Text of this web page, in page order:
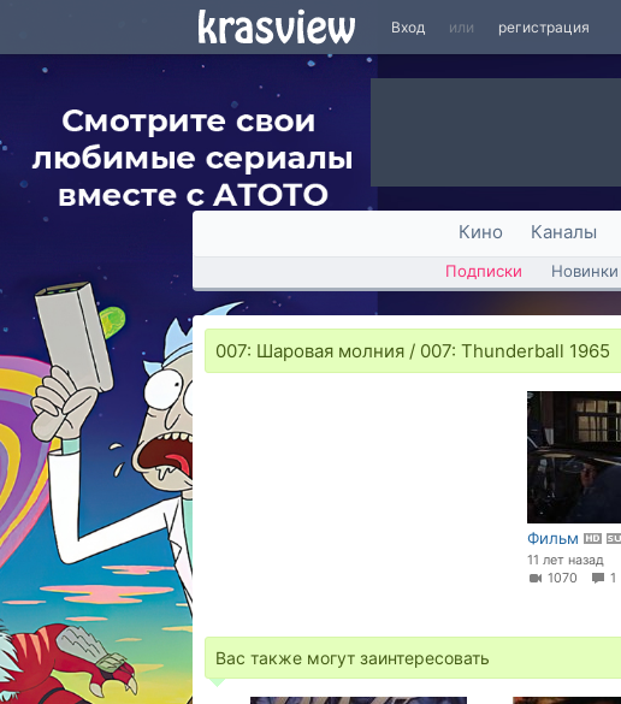
Вход или регистрация
Кино Каналы
Подписки Новинки
007: Шаровая молния / 007: Thunderball 1965
Фильм
11 лет назад
1070
1
Вас также могут заинтересовать